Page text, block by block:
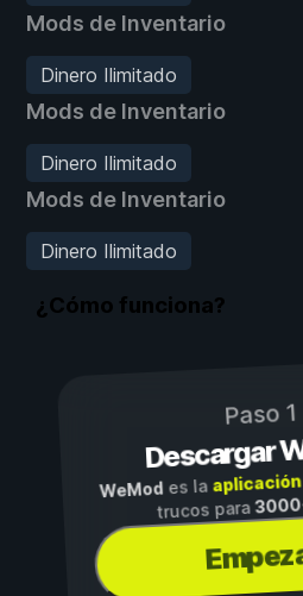
Mods de Inventario
Dinero Ilimitado
Mods de Inventario
Dinero Ilimitado
Mods de Inventario
Dinero Ilimitado
¿Cómo funciona?
Paso 1
Descargar
WeMod es la aplicación
trucos para